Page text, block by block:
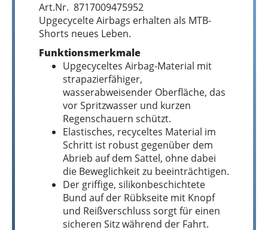
Art.Nr. 8717009475952
Upgecycelte Airbags erhalten als MTB-
Shorts neues Leben.
Funktionsmerkmale
Upgecyceltes Airbag-Material mit
strapazierfähiger,
wasserabweisender Oberfläche, das
vor Spritzwasser und kurzen
Regenschauern schützt.
Elastisches, recyceltes Material im
Schritt ist robust gegenüber dem
Abrieb auf dem Sattel, ohne dabei
die Beweglichkeit zu beeinträchtigen.
Der griffige, silikonbeschichtete
Bund auf der Rübkseite mit Knopf
und Reißverschluss sorgt für einen
sicheren Sitz während der Fahrt.